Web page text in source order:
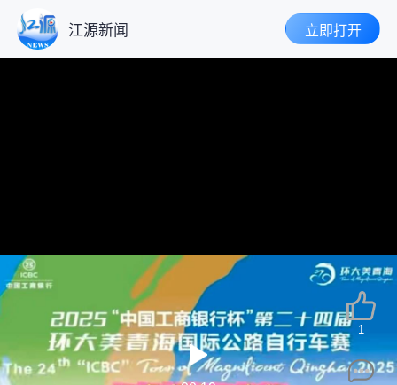
江源新闻 立即打开
1